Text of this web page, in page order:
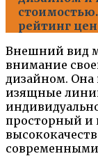
рейтинг
Внешний вид
внимание
дизайном.
изящные
просторный и